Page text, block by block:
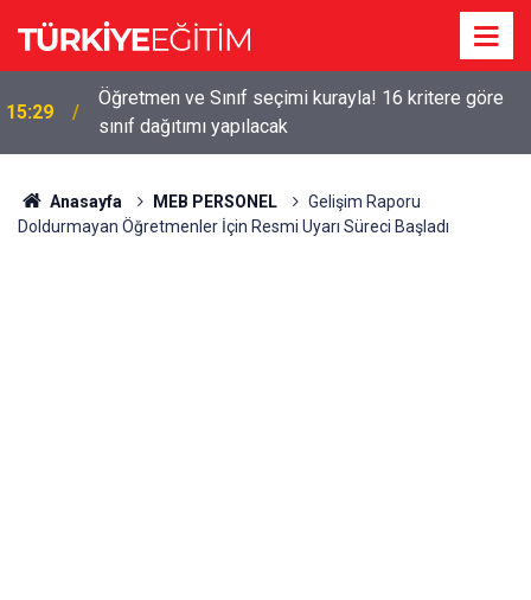
15:29
Öğretmen ve Sınıf seçimi kurayla! 16 kritere göre
sınıf dağıtımı yapılacak
Anasayfa MEB PERSONEL
Gelişim Raporu
Doldurmayan Öğretmenler İçin Resmi Uyarı Süreci Başladı